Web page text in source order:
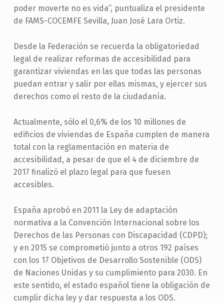
poder moverte no es vida”, puntualiza el presidente
de FAMS-COCEMFE Sevilla, Juan José Lara Ortiz.
Desde la Federación se recuerda la obligatoriedad
legal de realizar reformas de accesibilidad para
garantizar viviendas en las que todas las personas
puedan entrar y salir por ellas mismas, y ejercer sus
derechos como el resto de la ciudadanía.
Actualmente, sólo el 0,6% de los 10 millones de
edificios de viviendas de España cumplen de manera
total con la reglamentación en materia de
accesibilidad, a pesar de que el 4 de diciembre de
2017 finalizó el plazo legal para que fuesen
accesibles.
España aprobó en 2011 la Ley de adaptación
normativa a la Convención Internacional sobre los
Derechos de las Personas con Discapacidad (CDPD);
y en 2015 se comprometió junto a otros 192 países
con los 17 Objetivos de Desarrollo Sostenible (ODS)
de Naciones Unidas y su cumplimiento para 2030. En
este sentido, el estado español tiene la obligación de
cumplir dicha ley y dar respuesta a los ODS.